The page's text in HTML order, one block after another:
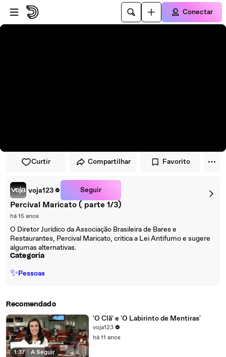
Pular para o player
Ir para o conteúdo principal
Conectar
Curtir Compartilhar Favorito
voja123 Seguir
Percival Maricato ( parte 1/3)
há 15 anos
O Diretor Jurídico da Associação Brasileira de Bares e
Restaurantes, Percival Maricato, critica a Lei Antifumo e sugere
algumas alternativas.
Categoria
✨Pessoas
Recomendado
1:37 A Seguir
'O Clã' e 'O Labirinto de Mentiras'
voja123
há 11 anos